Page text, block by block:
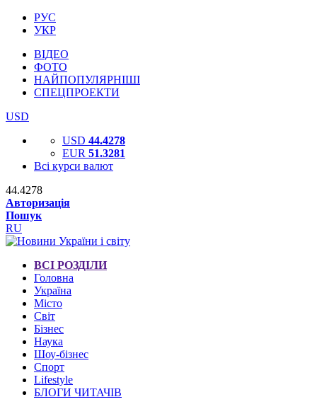
РУС
УКР
ВІДЕО
ФОТО
НАЙПОПУЛЯРНІШІ
СПЕЦПРОЕКТИ
USD
USD 44.4278
EUR 51.3281
Всі курси валют
44.4278
Авторизація
Пошук
RU
ВСІ РОЗДІЛИ
Головна
Україна
Місто
Світ
Бізнес
Наука
Шоу-бізнес
Спорт
Lifestyle
БЛОГИ ЧИТАЧІВ